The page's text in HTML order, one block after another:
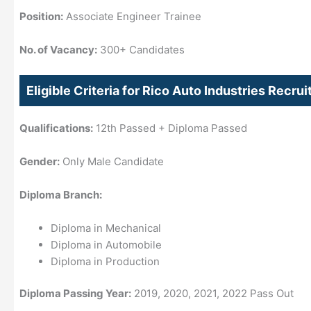
Position:Associate Engineer Trainee
No. of Vacancy:300+ Candidates
Eligible Criteria for Rico Auto Industries
Qualifications:12th Passed + Diploma Passed
Gender:Only Male Candidate
Diploma Branch:
Diploma in Mechanical
Diploma in Automobile
Diploma in Production
Diploma Passing Year:2019, 2020, 2021, 2022 Pass Out